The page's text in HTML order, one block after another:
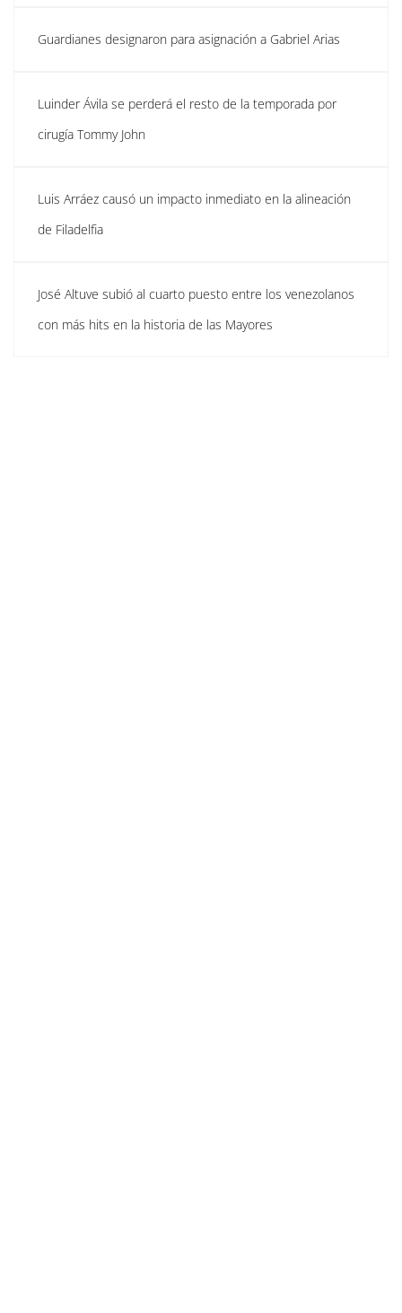
Guardianes designaron para asignación a Gabriel Arias
Luinder Ávila se perderá el resto de la temporada por
cirugía Tommy John
Luis Arráez causó un impacto inmediato en la alineación
de Filadelfia
José Altuve subió al cuarto puesto entre los venezolanos
con más hits en la historia de las Mayores